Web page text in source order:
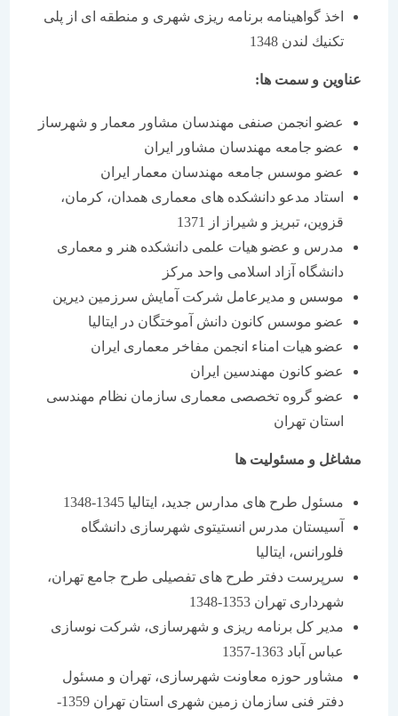
اخذ گواهینامه برنامه ریزی شهری و منطقه ای از پلی
تكنیك لندن 1348
عناوین و سمت ها:
عضو انجمن صنفی مهندسان مشاور معمار و شهرساز
عضو جامعه مهندسان مشاور ایران
عضو موسس جامعه مهندسان معمار ایران
استاد مدعو دانشكده های معماری همدان، كرمان،
قزوین، تبریز و شیراز از 1371
مدرس و عضو هیات علمی دانشكده هنر و معماری
دانشگاه آزاد اسلامی واحد مركز
موسس و مدیرعامل شركت آمایش سرزمین دیرین
عضو موسس كانون دانش آموختگان در ایتالیا
عضو هیات امناء انجمن مفاخر معماری ایران
عضو كانون مهندسین ایران
عضو گروه تخصصی معماری سازمان نظام مهندسی
استان تهران
مشاغل و مسئولیت ها
مسئول طرح های مدارس جدید، ایتالیا 1345-1348
آسیستان مدرس انستیتوی شهرسازی دانشگاه
فلورانس، ایتالیا
سرپرست دفتر طرح های تفصیلی طرح جامع تهران،
شهرداری تهران 1353-1348
مدیر كل برنامه ریزی و شهرسازی، شركت نوسازی
عباس آباد 1363-1357
مشاور حوزه معاونت شهرسازی، تهران و مسئول
دفتر فنی سازمان زمین شهری استان تهران 1359-